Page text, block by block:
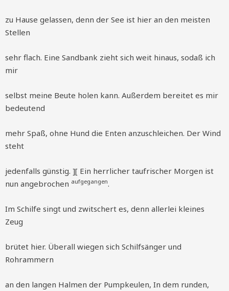
zu Hause gelassen, denn der See ist hier an den meisten
Stellen
sehr flach. Eine Sandbank zieht sich weit hinaus, sodaß ich
mir
selbst meine Beute holen kann. Außerdem bereitet es mir
bedeutend
mehr Spaß, ohne Hund die Enten anzuschleichen. Der Wind
steht
jedenfalls günstig. ][ Ein herrlicher taufrischer Morgen ist
nun angebrochen aufgegangen.
Im Schilfe singt und zwitschert es, denn allerlei kleines
Zeug
brütet hier. Überall wiegen sich Schilfsänger und
Rohrammern
an den langen Halmen der Pumpkeulen, In dem runden,